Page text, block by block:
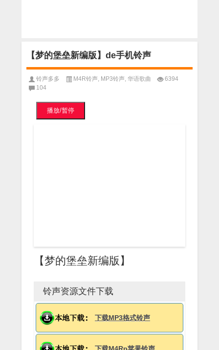
【梦的堡垒新编版】de手机铃声
铃声多多 M4R铃声 MP3铃声 华语歌曲
6394
104
播放/暂停
【梦的堡垒新编版】
铃声资源文件下载
下载MP3格式铃声
下载M4Rp苹果铃声